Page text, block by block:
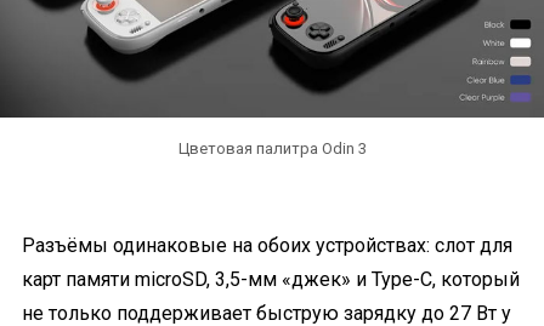
Цветовая палитра Odin 3
Разъёмы одинаковые на обоих устройствах: слот для
карт памяти microSD, 3,5-мм «джек» и Type-C, который
не только поддерживает быструю зарядку до 27 Вт у